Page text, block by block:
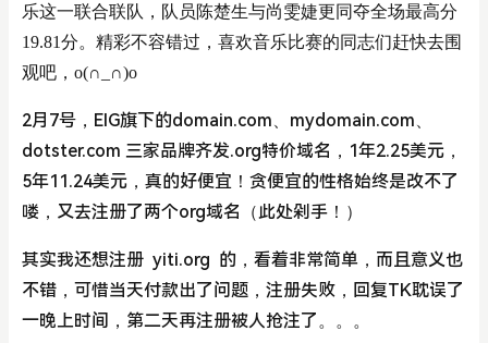
乐这一联合联队，队员陈楚生与尚雯婕更同夺全场最高分
19.81分。精彩不容错过，喜欢音乐比赛的同志们赶快去围
观吧，o(∩_∩)o
2月7号，EIG旗下的domain.com、mydomain.com、
dotster.com 三家品牌齐发.org特价域名，1年2.25美元，
5年11.24美元，真的好便宜！贪便宜的性格始终是改不了
喽，又去注册了两个org域名（此处剁手！）
其实我还想注册 yiti.org 的，看着非常简单，而且意义也
不错，可惜当天付款出了问题，注册失败，回复TK耽误了
一晚上时间，第二天再注册被人抢注了。。。